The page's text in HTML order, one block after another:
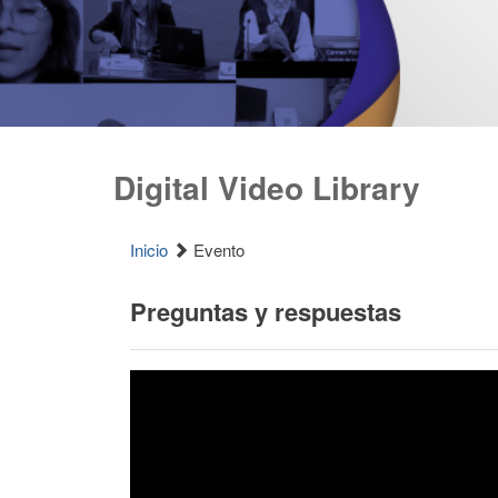
Digital Video Library
Inicio Evento
Preguntas y respuestas